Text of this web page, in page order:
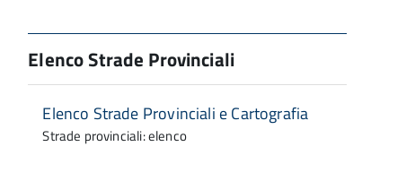
Elenco Strade Provinciali
Elenco Strade Provinciali e Cartografia
Strade provinciali: elenco